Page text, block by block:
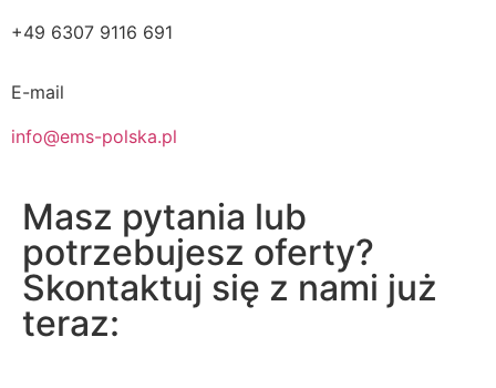
+49 6307 9116 691
E-mail
info@ems-polska.pl
Masz pytania lub
potrzebujesz oferty?
Skontaktuj się z nami już
teraz: